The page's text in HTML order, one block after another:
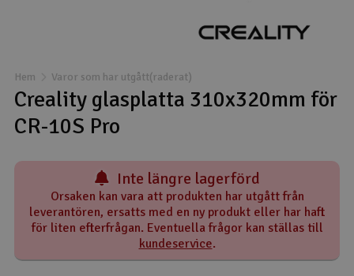
Drönare
Drönare för FPV
Helikopter
Kamerautrustning
Modellbygg- och byggsatser
Hem Varor som har utgått(raderat)
Creality glasplatta 310x320mm för
CR-10S Pro
Inte längre lagerförd
Orsaken kan vara att produkten har utgått från
leverantören, ersatts med en ny produkt eller har haft
för liten efterfrågan. Eventuella frågor kan ställas till
kundeservice.